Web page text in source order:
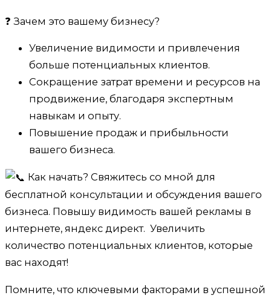
❓ Зачем это вашему бизнесу?
Увеличение видимости и привлечения
больше потенциальных клиентов.
Сокращение затрат времени и ресурсов на
продвижение, благодаря экспертным
навыкам и опыту.
Повышение продаж и прибыльности
вашего бизнеса.
Как начать? Свяжитесь со мной для
бесплатной консультации и обсуждения вашего
бизнеса. Повышу видимость вашей рекламы в
интернете, яндекс директ. Увеличить
количество потенциальных клиентов, которые
вас находят!
Помните, что ключевыми факторами в успешной